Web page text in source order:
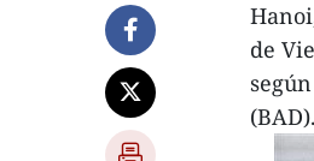
de
(BAD).